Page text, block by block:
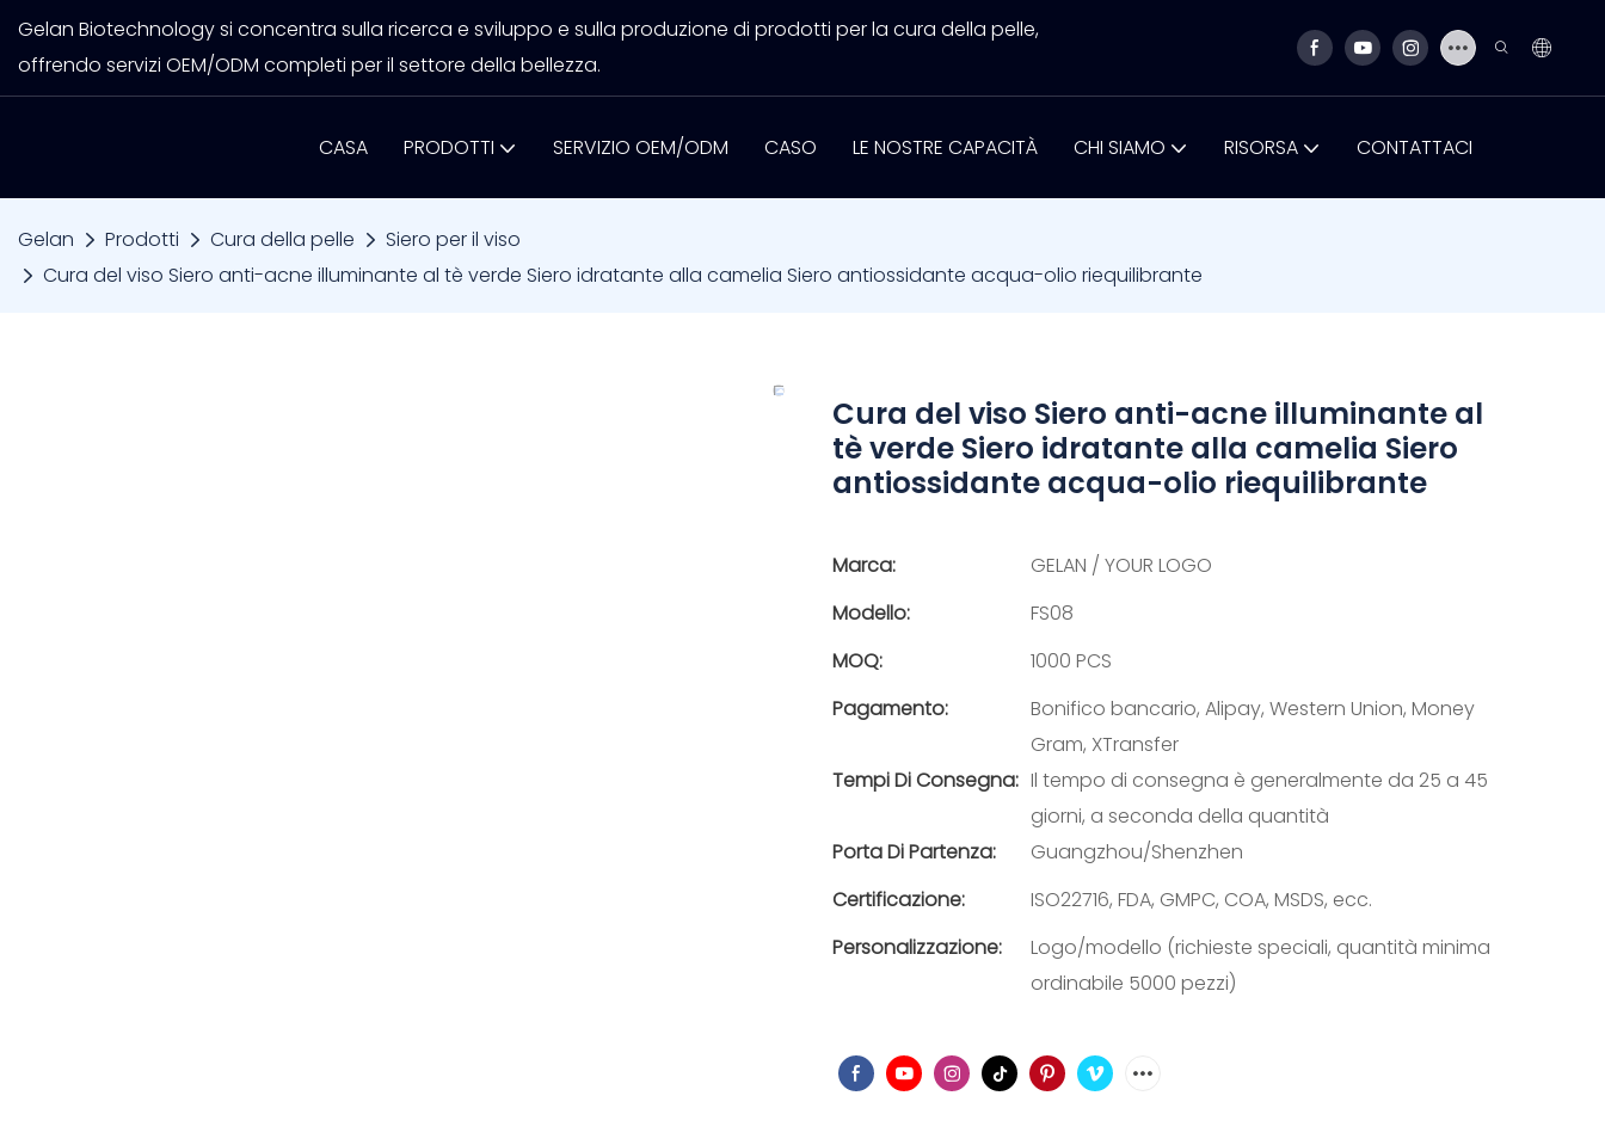
Gelan Biotechnology si concentra sulla ricerca e sviluppo e sulla produzione di prodotti per la cura della pelle,
offrendo servizi OEM/ODM completi per il settore della bellezza.
CASA PRODOTTI SERVIZIO OEM/ODM CASO LE NOSTRE CAPACITÀ CHI SIAMO RISORSA CONTATTACI
Gelan Prodotti Cura della pelle
Siero per il viso
Cura del viso Siero anti-acne illuminante al tè verde Siero idratante alla camelia Siero antiossidante acqua-olio riequilibrante
Cura del viso Siero anti-acne illuminante al
tè verde Siero idratante alla camelia Siero
antiossidante acqua-olio riequilibrante
Marca:
GELAN / YOUR LOGO
Modello:
FS08
MOQ:
1000 PCS
Pagamento:
Bonifico bancario, Alipay, Western Union, Money
Gram, XTransfer
Tempi Di Consegna: Il tempo di consegna è generalmente da 25 a 45
giorni, a seconda della quantità
Porta Di Partenza:
Guangzhou/Shenzhen
Certificazione:
ISO22716, FDA, GMPC, COA, MSDS, ecc.
Personalizzazione:
Logo/modello (richieste speciali, quantità minima
ordinabile 5000 pezzi)